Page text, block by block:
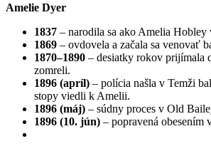
Amelie Dyer
1837 – narodila sa ako Amelia Hobley
1869 – ovdovela a začala sa venovať
1870–1890 – desiatky rokov prijímala
zomreli.
1896 (apríl) – polícia našla v Temži
stopy viedli k Amelii.
1896 (máj) – súdny proces v Old
1896 (10. jún) – popravená obesením